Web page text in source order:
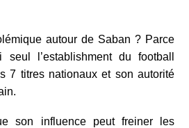
autour de Saban ? Parce
l’establishment du football
7 titres nationaux et son autorité
son influence peut freiner les